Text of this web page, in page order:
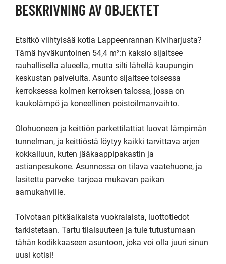
BESKRIVNING AV OBJEKTET
Etsitkö viihtyisää kotia Lappeenrannan Kiviharjusta?
Tämä hyväkuntoinen 54,4 m²:n kaksio sijaitsee
rauhallisella alueella, mutta silti lähellä kaupungin
keskustan palveluita. Asunto sijaitsee toisessa
kerroksessa kolmen kerroksen talossa, jossa on
kaukolämpö ja koneellinen poistoilmanvaihto.
Olohuoneen ja keittiön parkettilattiat luovat lämpimän
tunnelman, ja keittiöstä löytyy kaikki tarvittava arjen
kokkailuun, kuten jääkaappipakastin ja
astianpesukone. Asunnossa on tilava vaatehuone, ja
lasitettu parveke  tarjoaa mukavan paikan
aamukahville.
Toivotaan pitkäaikaista vuokralaista, luottotiedot
tarkistetaan. Tartu tilaisuuteen ja tule tutustumaan
tähän kodikkaaseen asuntoon, joka voi olla juuri sinun
uusi kotisi!